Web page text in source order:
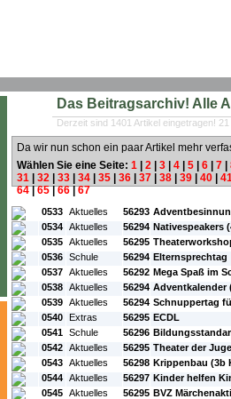
Das Beitragsarchiv! Alle
Derzeit sind 1401 Artikel eingetragen!
Da wir nun schon ein paar Artikel mehr
Wählen Sie eine Seite: 1 2 3 4 5 6 7
31
32 33 34 35 36 37 38 39 40
64|65|66|67
#L: #ID: #Rubrik:
0533 Aktuelles 56293
0534 Aktuelles 56294 Nativespeakers
0535 Aktuelles 56295
0536 Schule 56294 Elternsprechtag
0537 Aktuelles 56292 Mega Spaß im
0538 Aktuelles 56294 Adventkalender
0539 Aktuelles 56294 Schnuppertag
0540 Extras 56295 ECDL
0541 Schule 56296
0542 Aktuelles 56295 Theater der
0543 Aktuelles 56298 Krippenbau (3b
0544 Aktuelles 56297 Kinder helfen
0545 Aktuelles 56295 BVZ